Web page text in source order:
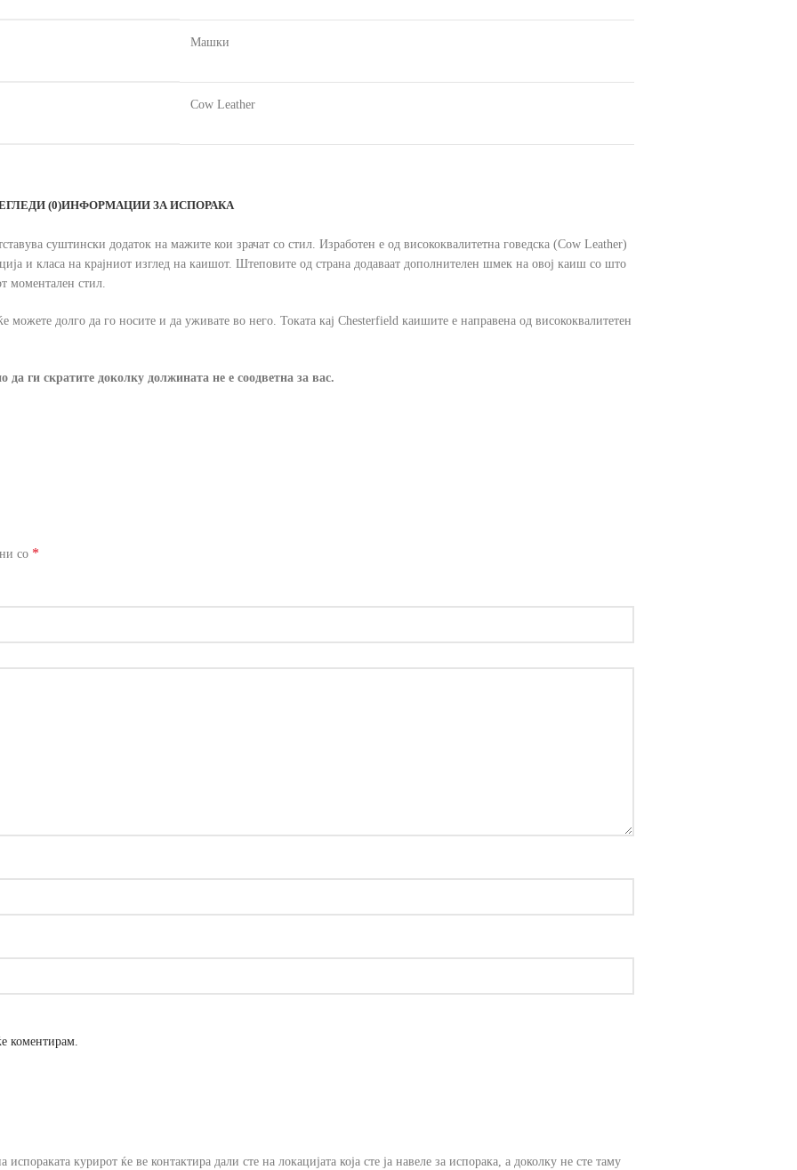
Машки
Cow Leather
(0)ИНФОРМАЦИИ ЗА ИСПОРАКА
суштински додаток на мажите кои зрачат со стил. Изработен е од висококвалитетна говедска (Cow Leather)
и класа на крајниот изглед на каишот. Штеповите од страна додаваат дополнителен шмек на овој каиш со што
моментален стил.
долго да го носите и да уживате во него. Токата кај Chesterfield каишите е направена од висококвалитетен
да ги скратите доколку должината не е соодветна за вас.
со *
коментирам.
курирот ќе ве контактира дали сте на локацијата која сте ја навеле за испорака, а доколку не сте таму